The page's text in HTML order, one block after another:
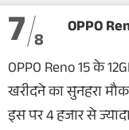
7 8
OPPO
OPPO Reno 15 के
खरीदने का सुनहरा
इस पर 4 हजार से